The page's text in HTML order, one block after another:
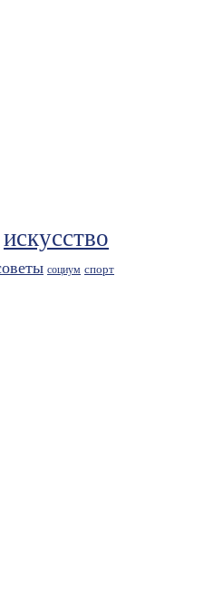
искусство
социум спорт